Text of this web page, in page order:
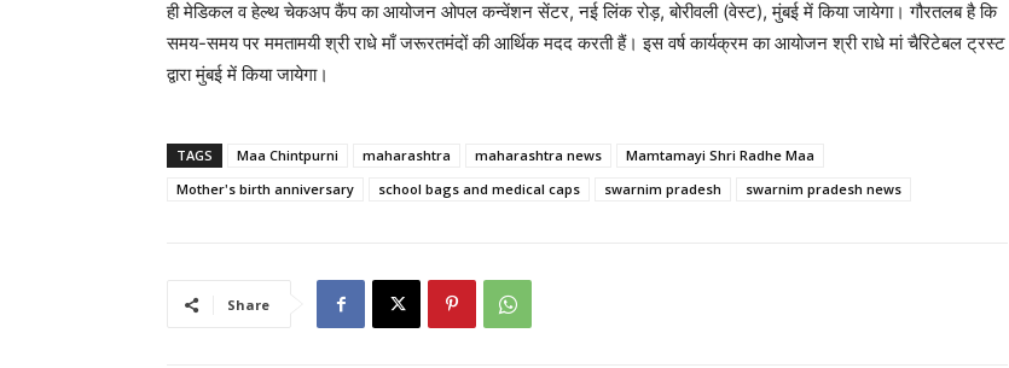
ही मेडिकल व हेल्थ चेकअप कैंप का आयोजन ओपल कन्वेंशन सेंटर, नई लिंक रोड़, बोरीवली (वेस्ट), मुंबई में किया जायेगा। गौरतलब है कि
समय-समय पर ममतामयी श्री राधे माँ जरूरतमंदों की आर्थिक मदद करती हैं। इस वर्ष कार्यक्रम का आयोजन श्री राधे मां चैरिटेबल ट्रस्ट
द्वारा मुंबई में किया जायेगा।
TAGS Maa Chintpurni maharashtra maharashtra news
Mamtamayi Shri Radhe Maa
Mother's birth anniversary
school bags and medical caps swarnim pradesh swarnim pradesh news
Share